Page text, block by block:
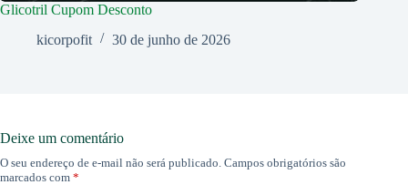
Glicotril Cupom Desconto
kicorpofit
30 de junho de 2026
Deixe um comentário
O seu endereço de e-mail não será publicado. Campos obrigatórios são
marcados com *